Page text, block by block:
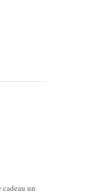
cadeau un